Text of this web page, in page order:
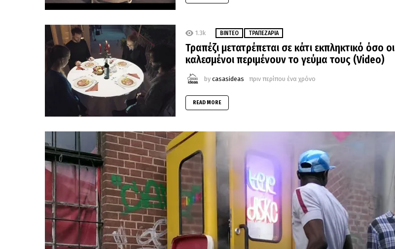
1.3k ΒΊΝΤΕΟ ΤΡΑΠΕΖΑΡΊΑ
Τραπέζι μετατρέπεται σε κάτι εκπληκτικό όσο οι
καλεσμένοι περιμένουν το γεύμα τους (Video)
by casasideas πριν περίπου ένα χρόνο
READ MORE